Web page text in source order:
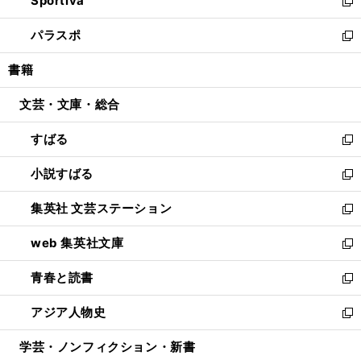
ウ
で
開
ン
ド
ウ
開
い
ウ
ィ
ン
ウ
開
く
新
し
い
ウ
ン
ウ
で
開
く
パラスポ
新
し
ウ
ン
ド
ウ
で
開
く
書籍
文芸・文庫・総合
すばる
新
し
い
ウ
ィ
ン
ド
ウ
で
開
く
小説すばる
新
し
い
ウ
ィ
ン
ド
ウ
で
開
集英社 文芸ステーション
新
し
い
ウ
ィ
ン
ド
ウ
web 集英社文庫
新
し
い
ウ
ィ
ン
青春と読書
新
し
い
ウ
アジア人物史
新
し
学芸・ノンフィクション・新書